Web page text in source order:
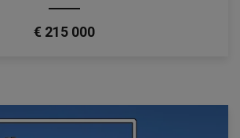
€ 215 000